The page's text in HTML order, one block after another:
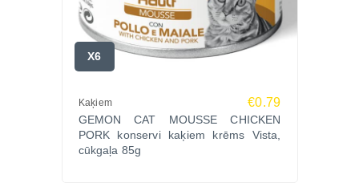
X6
Kaķiem €0.79
GEMON CAT MOUSSE CHICKEN
PORK konservi kaķiem krēms Vista,
cūkgaļa 85g